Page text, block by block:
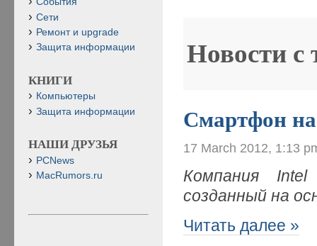
Новости с
Смартфон
17 March 2012, 1:13
Компания
созданный на
Читать далее »
Сети
Ремонт и upgrade
Защита информации
КНИГИ
Компьютеры
Защита информации
НАШИ ДРУЗЬЯ
PCNews
MacRumors.ru